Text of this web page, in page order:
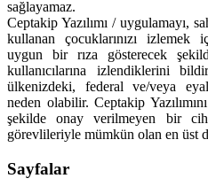
sağlayamaz.
Ceptakip Yazılımı / uygulamayı,
kullanan çocuklarınızı izlemek
uygun bir rıza gösterecek
kullanıcılarına izlendiklerini
ülkenizdeki, federal ve/veya
neden olabilir. Ceptakip
şekilde onay verilmeyen bir
görevlileriyle mümkün olan en üst
Sayfalar